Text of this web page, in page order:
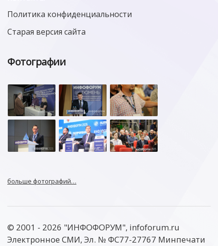
Политика конфиденциальности
Старая версия сайта
Фотографии
больше фотографий…
© 2001 - 2026 "ИНФОФОРУМ", infoforum.ru
Электронное СМИ, Эл. № ФС77-27767 Минпечати